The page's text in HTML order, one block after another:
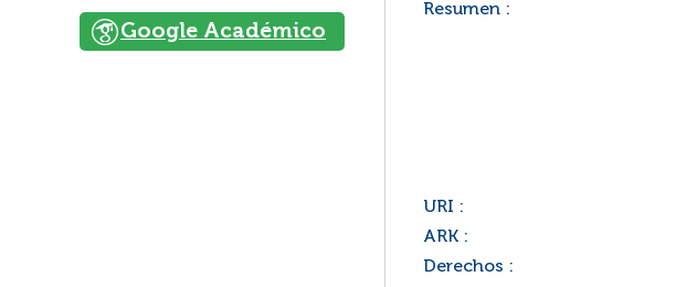
Google Académico
Resumen :
URI :
ARK :
Derechos :